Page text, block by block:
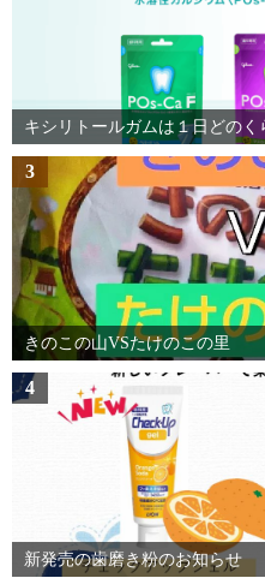
キシリトールガムは１日どのく
3
きのこの山VSたけのこの里
4
新発売の歯磨き粉のお知らせ